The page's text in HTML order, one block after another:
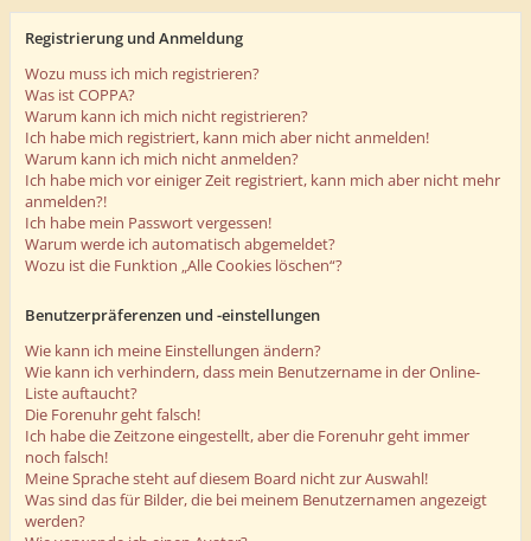
Registrierung und Anmeldung
Wozu muss ich mich registrieren?
Was ist COPPA?
Warum kann ich mich nicht registrieren?
Ich habe mich registriert, kann mich aber nicht anmelden!
Warum kann ich mich nicht anmelden?
Ich habe mich vor einiger Zeit registriert, kann mich aber nicht mehr
anmelden?!
Ich habe mein Passwort vergessen!
Warum werde ich automatisch abgemeldet?
Wozu ist die Funktion „Alle Cookies löschen“?
Benutzerpräferenzen und -einstellungen
Wie kann ich meine Einstellungen ändern?
Wie kann ich verhindern, dass mein Benutzername in der Online-
Liste auftaucht?
Die Forenuhr geht falsch!
Ich habe die Zeitzone eingestellt, aber die Forenuhr geht immer
noch falsch!
Meine Sprache steht auf diesem Board nicht zur Auswahl!
Was sind das für Bilder, die bei meinem Benutzernamen angezeigt
werden?